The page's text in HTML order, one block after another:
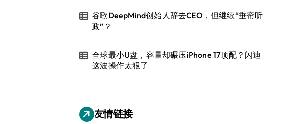
谷歌DeepMind创始人辞去CEO，但继续“垂帘听
政”？
全球最小U盘，容量却碾压iPhone 17顶配？闪迪
这波操作太狠了
友情链接